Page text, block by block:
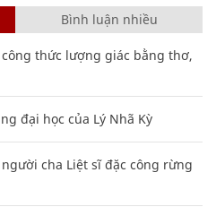
Bình luận nhiều
thức lượng giác bằng thơ,
đại học của Lý Nhã Kỳ
cha Liệt sĩ đặc công rừng